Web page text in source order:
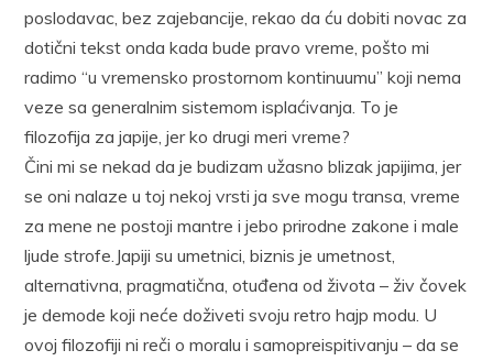
poslodavac, bez zajebancije, rekao da ću dobiti novac za
dotični tekst onda kada bude pravo vreme, pošto mi
radimo “u vremensko prostornom kontinuumu” koji nema
veze sa generalnim sistemom isplaćivanja. To je
filozofija za japije, jer ko drugi meri vreme?
Čini mi se nekad da je budizam užasno blizak japijima, jer
se oni nalaze u toj nekoj vrsti ja sve mogu transa, vreme
za mene ne postoji mantre i jebo prirodne zakone i male
ljude strofe.Japiji su umetnici, biznis je umetnost,
alternativna, pragmatična, otuđena od života – živ čovek
je demode koji neće doživeti svoju retro hajp modu. U
ovoj filozofiji ni reči o moralu i samopreispitivanju – da se